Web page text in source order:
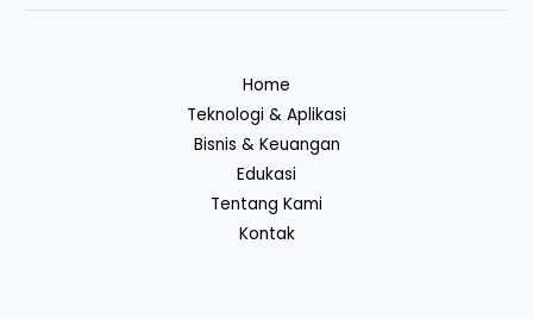
Home
Teknologi & Aplikasi
Bisnis & Keuangan
Edukasi
Tentang Kami
Kontak